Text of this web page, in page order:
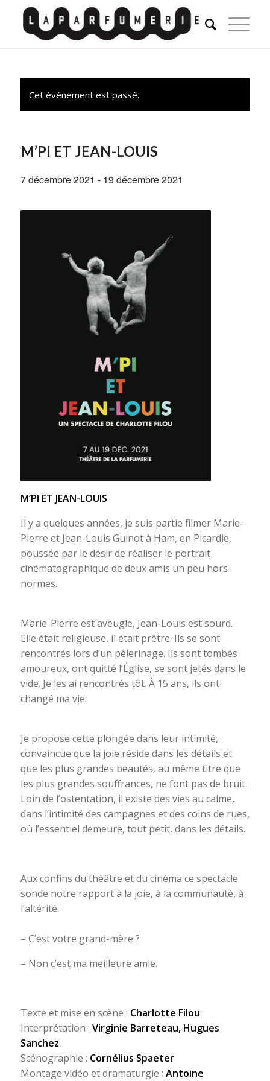
Cet évènement est passé.
M’PI ET JEAN-LOUIS
7 décembre 2021 - 19 décembre 2021
M’PI ET JEAN-LOUIS
Il y a quelques années, je suis partie filmer Marie-
Pierre et Jean-Louis Guinot à Ham, en Picardie,
poussée par le désir de réaliser le portrait
cinématographique de deux amis un peu hors-
normes.
Marie-Pierre est aveugle, Jean-Louis est sourd.
Elle était religieuse, il était prêtre. Ils se sont
rencontrés lors d’un pèlerinage. Ils sont tombés
amoureux, ont quitté l’Église, se sont jetés dans le
vide. Je les ai rencontrés tôt. À 15 ans, ils ont
changé ma vie.
Je propose cette plongée dans leur intimité,
convaincue que la joie réside dans les détails et
que les plus grandes beautés, au même titre que
les plus grandes souffrances, ne font pas de bruit.
Loin de l’ostentation, il existe des vies au calme,
dans l’intimité des campagnes et des coins de rues,
où l’essentiel demeure, tout petit, dans les détails.
Aux confins du théâtre et du cinéma ce spectacle
sonde notre rapport à la joie, à la communauté, à
l’altérité.
– C’est votre grand-mère ?
– Non c’est ma meilleure amie.
Texte et mise en scène : Charlotte Filou
Interprétation : Virginie Barreteau, Hugues
Sanchez
Scénographie : Cornélius Spaeter
Montage vidéo et dramaturgie : Antoine